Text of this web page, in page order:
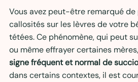
Vous avez peut-être remarqué
callosités sur les lèvres de votre
tétées. Ce phénomène, qui peut
ou même effrayer certaines
signe fréquent et normal de
dans certains contextes, il est